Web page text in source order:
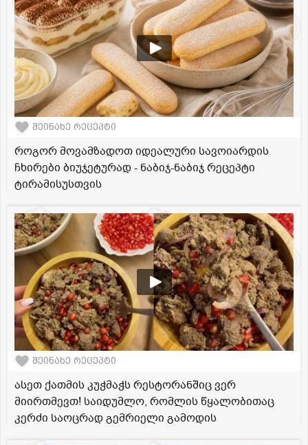
შეინახე რეცეპტი
როგორ მოვამზადოთ იდეალური სავოიარდის
ჩხირები ბიუჯეტურად - ნაბიჯ-ნაბიჯ რეცეპტი
ტირამისუსთვის
შეინახე რეცეპტი
ასეთ ქათმის კუჭმაჭს რესტორანშიც ვერ
მიირთმევთ! საიდუმლო, რომლის წყალობითაც
კერძი საოცრად გემრიელი გამოდის